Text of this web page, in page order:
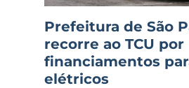
Prefeitura de São
recorre ao TCU por
financiamentos
elétricos